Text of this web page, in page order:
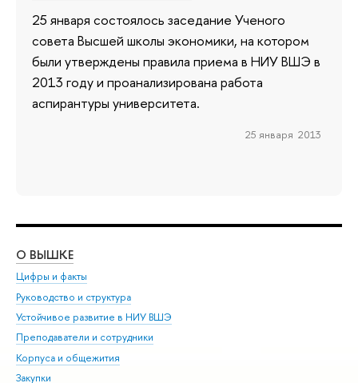
25 января состоялось заседание Ученого
совета Высшей школы экономики, на котором
были утверждены правила приема в НИУ ВШЭ в
2013 году и проанализирована работа
аспирантуры университета.
25 января 2013
О ВЫШКЕ
Цифры и факты
Руководство и структура
Устойчивое развитие в НИУ ВШЭ
Преподаватели и сотрудники
Корпуса и общежития
Закупки